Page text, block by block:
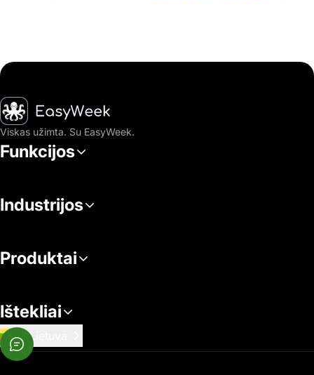
Pagrindinis puslapis
Viskas užimta. Su EasyWeek.
Funkcijos
Industrijos
Produktai
Ištekliai
Lietuva